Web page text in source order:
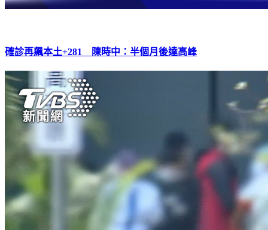
確診再飆本土+281 陳時中：半個月後達高峰